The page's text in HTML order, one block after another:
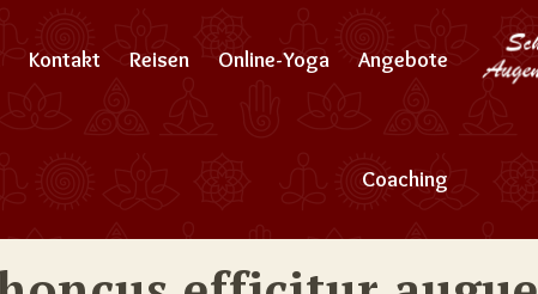
Kontakt Reisen Online-Yoga Angebote
Coaching